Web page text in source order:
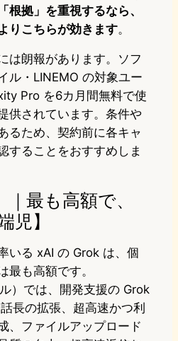
根拠」を重視するなら、
りこちらが効きます。
は朗報があります。ソフ
ル・LINEMO の対象ユー
Pro を6カ月間無料で使
供されています。条件や
るため、契約前に各キャ
することをおすすめしま
｜最も高額で、
児】
いる xAI の Grok は、個
最も高額です。
）では、開発支援の Grok
長の拡張、超高速かつ利
、ファイルアップロード